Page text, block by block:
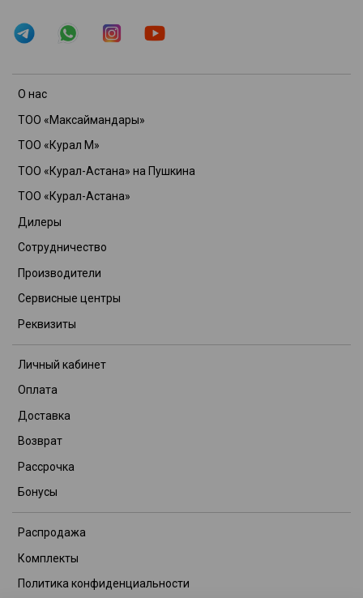
О нас
ТОО «Максаймандары»
ТОО «Курал М»
ТОО «Курал-Астана» на Пушкина
ТОО «Курал-Астана»
Дилеры
Сотрудничество
Производители
Сервисные центры
Реквизиты
Личный кабинет
Оплата
Доставка
Возврат
Рассрочка
Бонусы
Распродажа
Комплекты
Политика конфиденциальности